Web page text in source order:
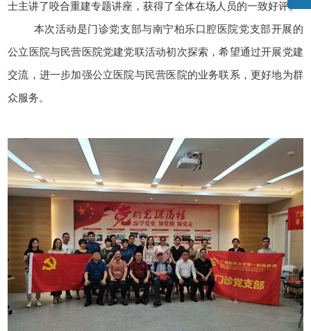
士主讲了咬合重建专题讲座，获得了全体在场人员的一致好评。
本次活动是门诊党支部与南宁柏乐口腔医院党支部开展的
公立医院与民营医院党建党联活动初次探索，希望通过开展党建
交流，进一步加强公立医院与民营医院的业务联系，更好地为群
众服务。